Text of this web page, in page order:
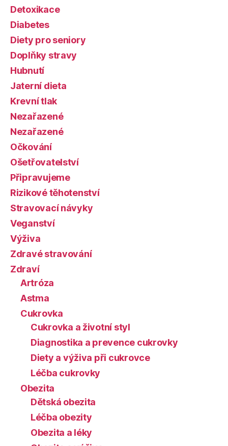
Detoxikace
Diabetes
Diety pro seniory
Doplňky stravy
Hubnutí
Jaterní dieta
Krevní tlak
Nezařazené
Nezařazené
Očkování
Ošetřovatelství
Připravujeme
Rizikové těhotenství
Stravovací návyky
Veganství
Výživa
Zdravé stravování
Zdraví
Artróza
Astma
Cukrovka
Cukrovka a životní styl
Diagnostika a prevence cukrovky
Diety a výživa při cukrovce
Léčba cukrovky
Obezita
Dětská obezita
Léčba obezity
Obezita a léky